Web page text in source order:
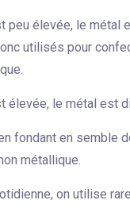
peu élevée, le métal
utilisés pour
élevée, le métal est
fondant en semble
métallique.
on utilise